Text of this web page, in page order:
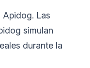
Apidog. Las
simulan
durante la